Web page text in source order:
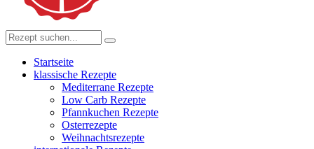
Startseite
klassische Rezepte
Mediterrane Rezepte
Low Carb Rezepte
Pfannkuchen Rezepte
Osterrezepte
Weihnachtsrezepte